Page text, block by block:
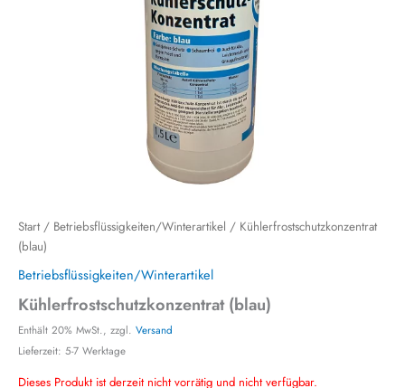
Start / Betriebsflüssigkeiten/Winterartikel / Kühlerfrostschutzkonzentrat
(blau)
Betriebsflüssigkeiten/Winterartikel
Kühlerfrostschutzkonzentrat (blau)
Enthält 20% MwSt., zzgl. Versand
Lieferzeit: 5-7 Werktage
Dieses Produkt ist derzeit nicht vorrätig und nicht verfügbar.